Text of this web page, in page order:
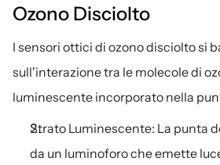
Ozono Disciolto
I sensori ottici di ozono disciolto si
sull'interazione tra le molecole di
luminescente incorporato nella
Strato Luminescente: La punta
da un luminoforo che emette